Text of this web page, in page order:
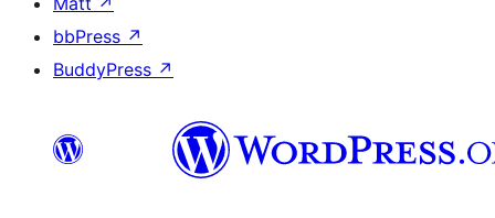
bbPress ↗
BuddyPress ↗